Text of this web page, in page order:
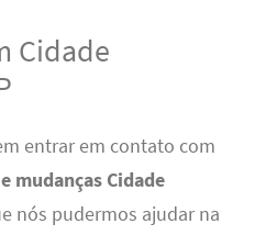
Cidade
entrar em contato com
mudanças Cidade
nós pudermos ajudar na